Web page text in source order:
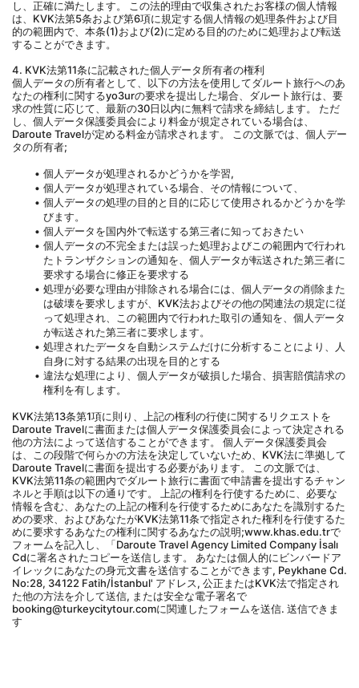
し、正確に満たします。 この法的理由で収集されたお客様の個人情報
は、KVK法第5条および第6項に規定する個人情報の処理条件および目
的の範囲内で、本条(1)および(2)に定める目的のために処理および転送
することができます。
4. KVK法第11条に記載された個人データ所有者の権利
個人データの所有者として、以下の方法を使用してダルート旅行へのあ
なたの権利に関するyo3urの要求を提出した場合、ダルート旅行は、要
求の性質に応じて、最新の30日以内に無料で請求を締結します。 ただ
し、個人データ保護委員会により料金が規定されている場合は、
Daroute Travelが定める料金が請求されます。 この文脈では、個人デー
タの所有者;
個人データが処理されるかどうかを学習,
個人データが処理されている場合、その情報について、
個人データの処理の目的と目的に応じて使用されるかどうかを学
びます。
個人データを国内外で転送する第三者に知っておきたい
個人データの不完全または誤った処理およびこの範囲内で行われ
たトランザクションの通知を、個人データが転送された第三者に
要求する場合に修正を要求する
処理が必要な理由が排除される場合には、個人データの削除また
は破壊を要求しますが、KVK法およびその他の関連法の規定に従
って処理され、この範囲内で行われた取引の通知を、個人データ
が転送された第三者に要求します。
処理されたデータを自動システムだけに分析することにより、人
自身に対する結果の出現を目的とする
違法な処理により、個人データが破損した場合、損害賠償請求の
権利を有します。
KVK法第13条第1項に則り、上記の権利の行使に関するリクエストを
Daroute Travelに書面または個人データ保護委員会によって決定される
他の方法によって送信することができます。 個人データ保護委員会
は、この段階で何らかの方法を決定していないため、KVK法に準拠して
Daroute Travelに書面を提出する必要があります。 この文脈では、
KVK法第11条の範囲内でダルート旅行に書面で申請書を提出するチャン
ネルと手順は以下の通りです。 上記の権利を行使するために、必要な
情報を含む、あなたの上記の権利を行使するためにあなたを識別するた
めの要求、およびあなたがKVK法第11条で指定された権利を行使するた
めに要求するあなたの権利に関するあなたの説明;www.khas.edu.trで
フォームを記入し、「Daroute Travel Agency Limited Company İsalı
Cdに署名されたコピーを送信します。 あなたは個人的にビンバードア
イレックにあなたの身元文書を送信することができます, Peykhane Cd.
No:28, 34122 Fatih/İstanbul' アドレス, 公正またはKVK法で指定され
た他の方法を介して送信, または安全な電子署名で
booking@turkeycitytour.comに関連したフォームを送信. 送信できま
す